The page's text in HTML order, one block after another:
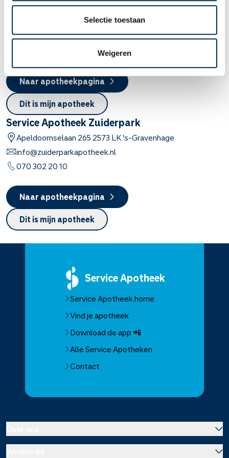
Selectie toestaan
Weigeren
Vandaag open van09:00-17:00
Alphons Diepenbrockhof37 c2551 KG
info@waldeckapotheek.nl
Naar apotheekpagina
Dit is mijn apotheek
Service Apotheek Zuiderpark
Apeldoornselaan 265 2573 LK's-Gravenhage
info@zuiderparkapotheek.nl
070 302 20 10
Naar apotheekpagina
Dit is mijn apotheek
ServiceApotheek
Service Apotheek home
Vind je apotheek
Download de app 📲
Alle Service Apotheken
Contact